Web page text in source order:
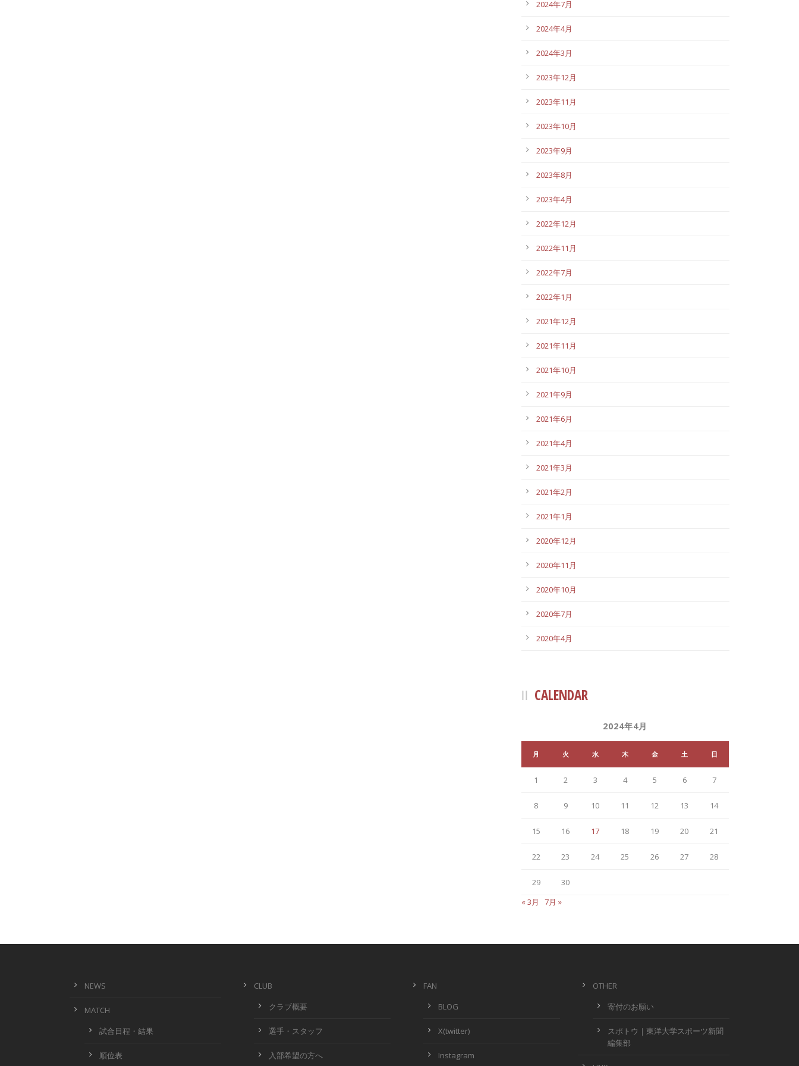
2024年7月
2024年4月
2024年3月
2023年12月
2023年11月
2023年10月
2023年9月
2023年8月
2023年4月
2022年12月
2022年11月
2022年7月
2022年1月
2021年12月
2021年11月
2021年10月
2021年9月
2021年6月
2021年4月
2021年3月
2021年2月
2021年1月
2020年12月
2020年11月
2020年10月
2020年7月
2020年4月
CALENDAR
2024年4月
月 火 水 木 金 土 日
1 2 3 4 5 6 7
8 9 10 11 12 13 14
15 16 17 18 19 20 21
22 23 24 25 26 27 28
29
30
« 3月
7月 »
NEWS
MATCH
試合日程・結果
順位表
CLUB
クラブ概要
選手・スタッフ
入部希望の方へ
FAN
BLOG
X(twitter)
Instagram
OTHER
寄付のお願い
スポトウ｜東洋大学スポーツ新聞
編集部